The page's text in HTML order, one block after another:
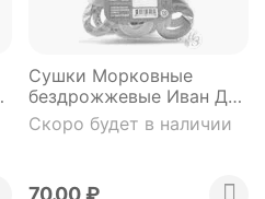
Сушки Морковные
бездрожжевые Иван Да
150г
Скоро будет в наличии
70.00 ₽